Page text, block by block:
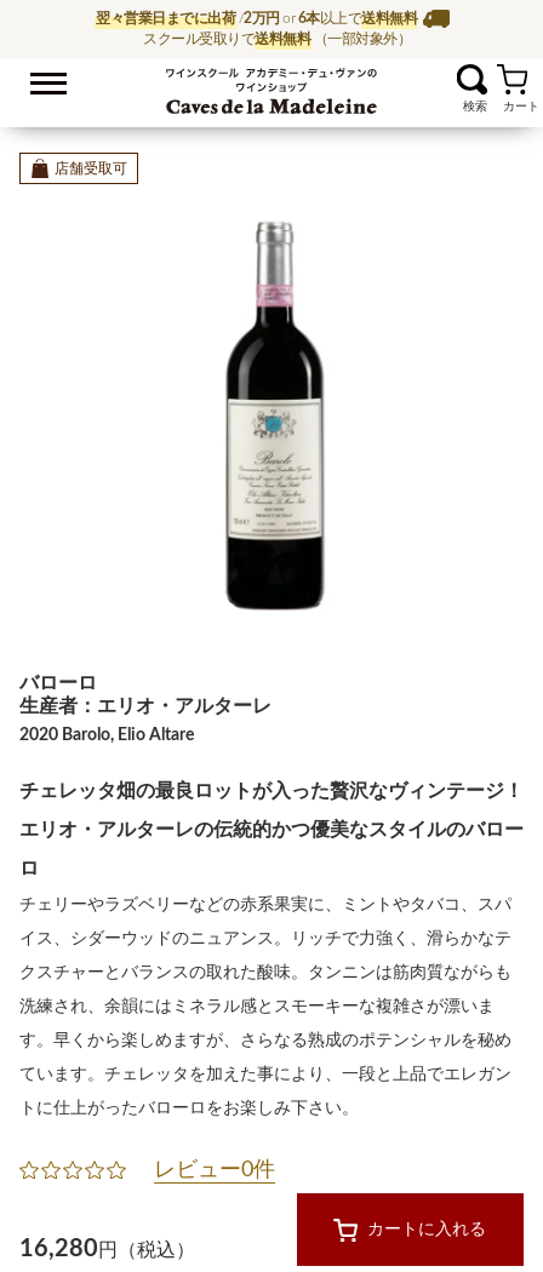
翌々営業日までに出荷/2万円 or6本以上で送料無料
スクール受取りで送料無料 （一部対象外）
ワイン通販ならワイ
お気に入
店舗受取可
バローロ
生産者：エリオ・アルターレ
2020 Barolo, Elio Altare
チェレッタ畑の最良ロットが入った贅沢なヴィンテージ！
エリオ・アルターレの伝統的かつ優美なスタイルのバロー
ロ
チェリーやラズベリーなどの赤系果実に、ミントやタバコ、スパ
イス、シダーウッドのニュアンス。リッチで力強く、滑らかなテ
クスチャーとバランスの取れた酸味。タンニンは筋肉質ながらも
洗練され、余韻にはミネラル感とスモーキーな複雑さが漂いま
す。早くから楽しめますが、さらなる熟成のポテンシャルを秘め
ています。チェレッタを加えた事により、一段と上品でエレガン
トに仕上がったバローロをお楽しみ下さい。
レビュー0件
16,280円（税込）
カートに入れる